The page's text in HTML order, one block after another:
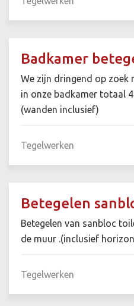
Badkamer
We zijn dringend op zoek
in onze badkamer totaal
(wanden inclusief)
Tegelwerken
Betegelen
Betegelen van sanbloc
de muur .(inclusief
Tegelwerken